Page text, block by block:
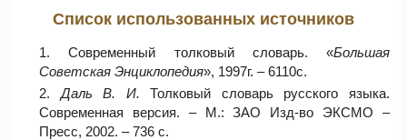
Список использованных источников
Современный толковый словарь. «Большая
Советская Энциклопедия», 1997г. – 6110с.
Даль В. И. Толковый словарь русского языка.
Современная версия. – М.: ЗАО Изд-во ЭКСМО –
Пресс, 2002. – 736 с.